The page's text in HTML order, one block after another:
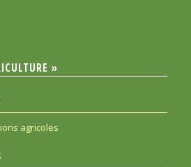
»
agricoles